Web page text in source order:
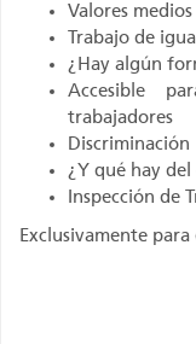
Valores
Trabajo de
¿Hay algún
Accesible
trabajadores
Discriminación
¿Y qué hay
Inspección de
Exclusivamente para